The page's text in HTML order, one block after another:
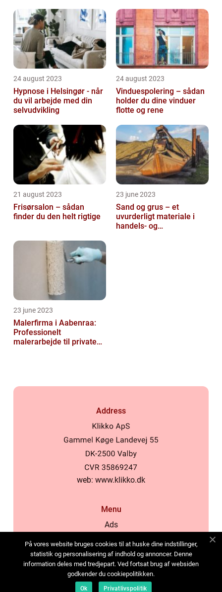
24 august 2023
Hypnose i Helsingør - når
du vil arbejde med din
selvudvikling
24 august 2023
Vinduespolering – sådan
holder du dine vinduer
flotte og rene
21 august 2023
Frisørsalon – sådan
finder du den helt rigtige
23 june 2023
Sand og grus – et
uvurderligt materiale i
handels- og
23 june 2023
Malerfirma i Aabenraa:
Professionelt
malerarbejde til private
Address
web: www.klikko.dk
Menu
Ads
Cookies
Contact
Sitemap
På vores website bruges cookies til at huske dine indstillinger,
statistik og personalisering af indhold og annoncer. Denne
information deles med tredjepart. Ved fortsat brug af websiden
godkender du cookiepolitikken.
Ok Privatlivspolitik